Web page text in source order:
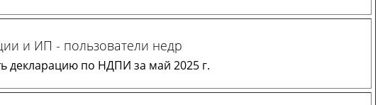
и ИП - пользователи недр
декларацию по НДПИ за май 2025 г.